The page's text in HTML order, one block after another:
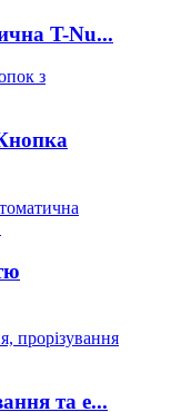
T-Nu...
та е...